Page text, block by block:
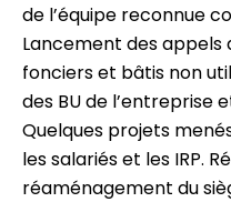
de l’équipe reconnue
Lancement des appels
fonciers et bâtis non
des BU de l’entreprise
Quelques projets
les salariés et les IRP.
réaménagement du